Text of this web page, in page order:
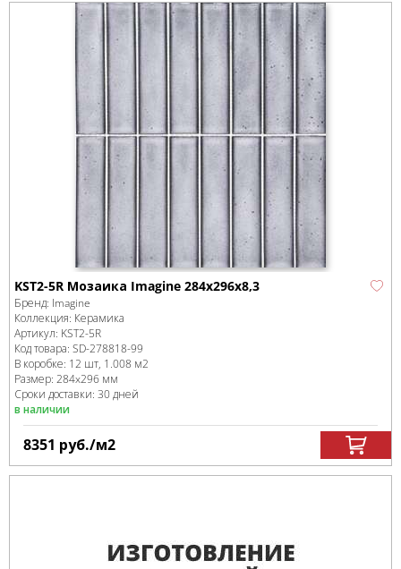
KST2-5R Мозаика Imagine 284x296x8,3
Бренд: Imagine
Коллекция: Керамика
Артикул: KST2-5R
Код товара: SD-278818-99
В коробке: 12 шт, 1.008 м2
Размер: 284x296 мм
Сроки доставки: 30 дней
в наличии
8351 руб./м2